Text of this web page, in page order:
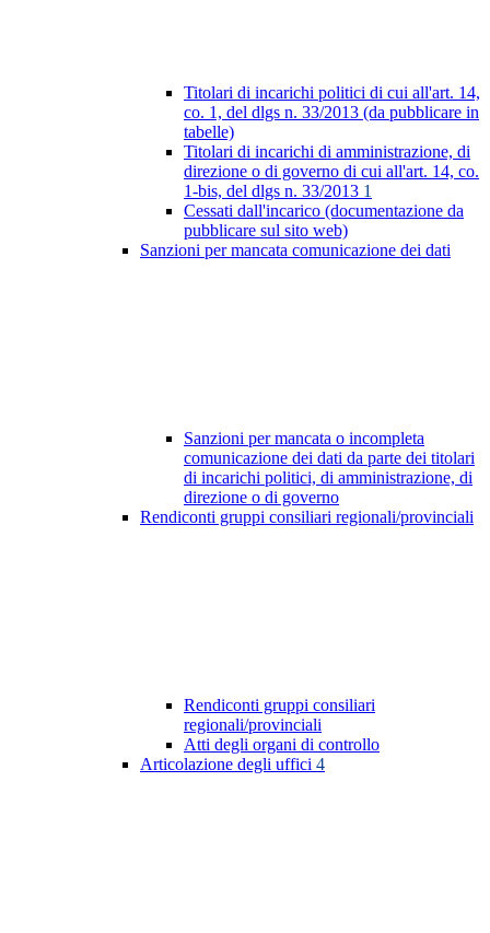
Titolari di incarichi politici di cui all'art. 14,
co. 1, del dlgs n. 33/2013 (da pubblicare in
tabelle)
Titolari di incarichi di amministrazione, di
direzione o di governo di cui all'art. 14, co.
1-bis, del dlgs n. 33/2013 1
Cessati dall'incarico (documentazione da
pubblicare sul sito web)
Sanzioni per mancata comunicazione dei dati
Sanzioni per mancata o incompleta
comunicazione dei dati da parte dei titolari
di incarichi politici, di amministrazione, di
direzione o di governo
Rendiconti gruppi consiliari regionali/provinciali
Rendiconti gruppi consiliari
regionali/provinciali
Atti degli organi di controllo
Articolazione degli uffici 4